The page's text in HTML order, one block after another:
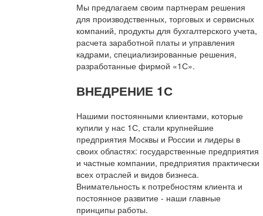
Мы предлагаем своим партнерам решения
для производственных, торговых и сервисных
компаний, продукты для бухгалтерского учета,
расчета заработной платы и управления
кадрами, специализированные решения,
разработанные фирмой «1С».
ВНЕДРЕНИЕ 1С
Нашими постоянными клиентами, которые
купили у нас 1С, стали крупнейшие
предприятия Москвы и России и лидеры в
своих областях: государственные предприятия
и частные компании, предприятия практически
всех отраслей и видов бизнеса.
Внимательность к потребностям клиента и
постоянное развитие - наши главные
принципы работы.